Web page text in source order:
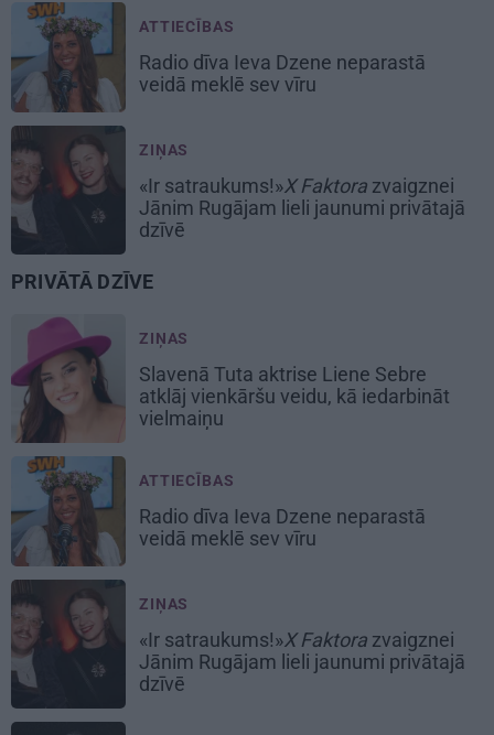
ATTIECĪBAS
Radio dīva Ieva Dzene neparastā
veidā meklē sev vīru
ZIŅAS
«Ir satraukums!»X Faktora zvaigznei
Jānim Rugājam lieli jaunumi privātajā
dzīvē
PRIVĀTĀ DZĪVE
ZIŅAS
Slavenā Tuta aktrise Liene Sebre
atklāj vienkāršu veidu, kā iedarbināt
vielmaiņu
ATTIECĪBAS
Radio dīva Ieva Dzene neparastā
veidā meklē sev vīru
ZIŅAS
«Ir satraukums!»X Faktora zvaigznei
Jānim Rugājam lieli jaunumi privātajā
dzīvē